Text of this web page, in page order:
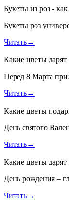
Букеты из роз -
Букеты роз
Читать→
Какие цветы дарят
Перед 8 Марта
Читать→
Какие цветы
День святого
Читать→
Какие цветы
День рождения –
Читать→